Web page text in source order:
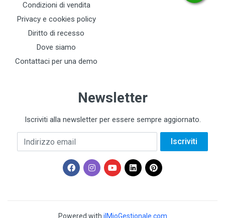
Condizioni di vendita
Privacy e cookies policy
Diritto di recesso
Dove siamo
Contattaci per una demo
Newsletter
Iscriviti alla newsletter per essere sempre aggiornato.
Indirizzo email Iscriviti
Powered with ilMioGestionale.com